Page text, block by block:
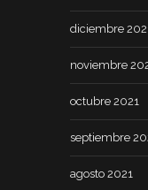
diciembre
noviembre
octubre 2021
septiembre
agosto 2021